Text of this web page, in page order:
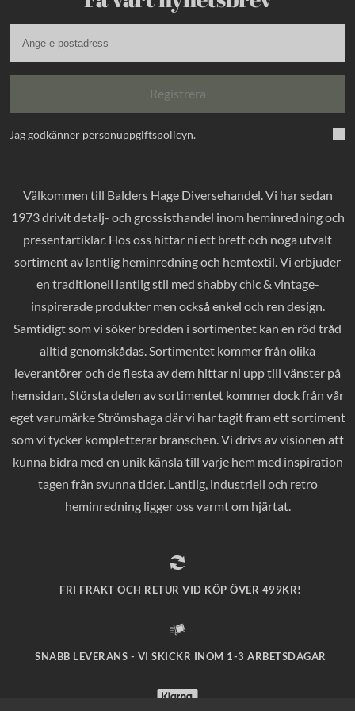
Registrera
Jag godkänner personuppgiftspolicyn.
Välkommen till Balders Hage Diversehandel. Vi har sedan
1973 drivit detalj- och grossisthandel inom heminredning och
presentartiklar. Hos oss hittar ni ett brett och noga utvalt
sortiment av lantlig heminredning och hemtextil. Vi erbjuder
en traditionell lantlig stil med shabby chic & vintage-
inspirerade produkter men också enkel och ren design.
Samtidigt som vi söker bredden i sortimentet kan en röd tråd
alltid genomskådas. Sortimentet kommer från olika
leverantörer och de flesta av dem hittar ni upp till vänster på
hemsidan. Största delen av sortimentet kommer dock från vår
eget varumärke Strömshaga där vi har tagit fram ett sortiment
som vi tycker kompletterar branschen. Vi drivs av visionen att
kunna bidra med en unik känsla till varje hem med inspiration
tagen från svunna tider. Lantlig, industriell och retro
heminredning ligger oss varmt om hjärtat.
FRI FRAKT OCH RETUR VID KÖP ÖVER 499KR!
SNABB LEVERANS - VI SKICKR INOM 1-3 ARBETSDAGAR